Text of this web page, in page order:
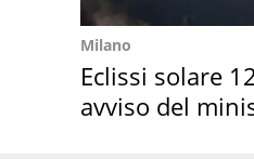
Milano
Eclissi solare
avviso del